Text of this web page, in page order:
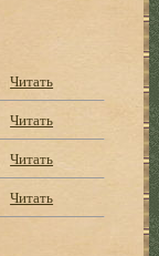
Читать
Читать
Читать
Читать